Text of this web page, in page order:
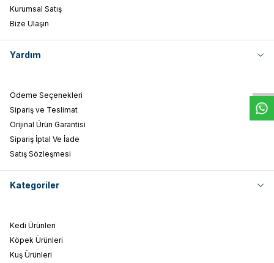
W
h
t
s
a
p
p
D
e
s
e
H
a
t
t
Kurumsal Satış
Bize Ulaşın
Yardım
Ödeme Seçenekleri
Sipariş ve Teslimat
Orijinal Ürün Garantisi
Sipariş İptal Ve İade
Satış Sözleşmesi
Kategoriler
Kedi Ürünleri
Köpek Ürünleri
Kuş Ürünleri